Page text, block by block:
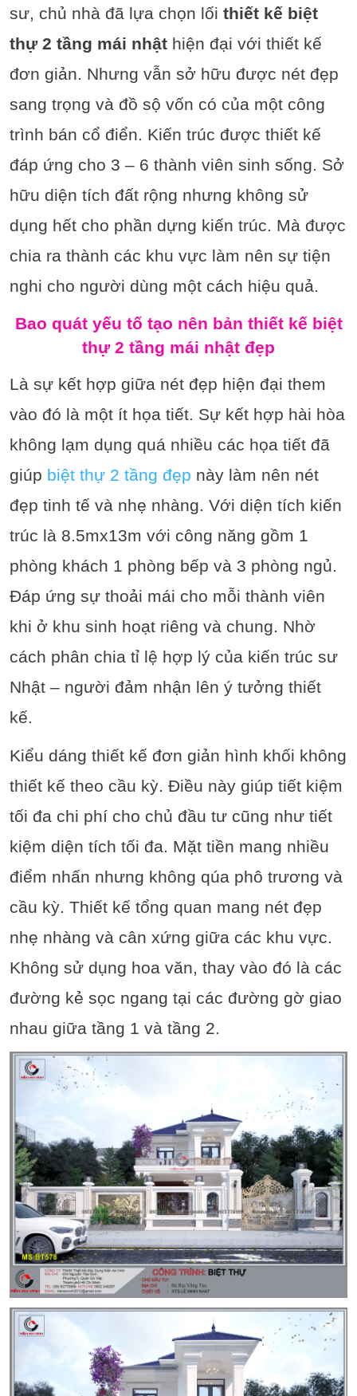
sư, chủ nhà đã lựa chọn lối thiết kế biệt
thự 2 tầng mái nhật hiện đại với thiết kế
đơn giản. Nhưng vẫn sở hữu được nét đẹp
sang trọng và đồ sộ vốn có của một công
trình bán cổ điển. Kiến trúc được thiết kế
đáp ứng cho 3 – 6 thành viên sinh sống. Sở
hữu diện tích đất rộng nhưng không sử
dụng hết cho phần dựng kiến trúc. Mà được
chia ra thành các khu vực làm nên sự tiện
nghi cho người dùng một cách hiệu quả.
Bao quát yếu tố tạo nên bản thiết kế biệt
thự 2 tầng mái nhật đẹp
Là sự kết hợp giữa nét đẹp hiện đại them
vào đó là một ít họa tiết. Sự kết hợp hài hòa
không lạm dụng quá nhiều các họa tiết đã
giúp biệt thự 2 tầng đẹp này làm nên nét
đẹp tinh tế và nhẹ nhàng. Với diện tích kiến
trúc là 8.5mx13m với công năng gồm 1
phòng khách 1 phòng bếp và 3 phòng ngủ.
Đáp ứng sự thoải mái cho mỗi thành viên
khi ở khu sinh hoạt riêng và chung. Nhờ
cách phân chia tỉ lệ hợp lý của kiến trúc sư
Nhật – người đảm nhận lên ý tưởng thiết
kế.
Kiểu dáng thiết kế đơn giản hình khối không
thiết kế theo cầu kỳ. Điều này giúp tiết kiệm
tối đa chi phí cho chủ đầu tư cũng như tiết
kiệm diện tích tối đa. Mặt tiền mang nhiều
điểm nhấn nhưng không qúa phô trương và
cầu kỳ. Thiết kế tổng quan mang nét đẹp
nhẹ nhàng và cân xứng giữa các khu vực.
Không sử dụng hoa văn, thay vào đó là các
đường kẻ sọc ngang tại các đường gờ giao
nhau giữa tầng 1 và tầng 2.